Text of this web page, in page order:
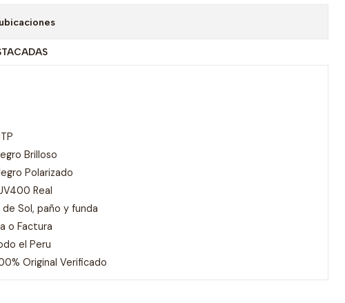
Brilloso
Polarizado
Real
Sol, paño y funda
o Factura
el Peru
Original Verificado